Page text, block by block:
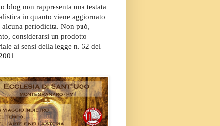
blog non rappresenta una testata
in quanto viene aggiornato
alcuna periodicità. Non può,
considerarsi un prodotto
ai sensi della legge n. 62 del